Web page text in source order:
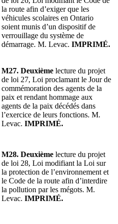
la route afin d’exiger que les
véhicules scolaires en Ontario
soient munis d’un dispositif de
verrouillage du système de
démarrage. M. Levac. IMPRIMÉ.
M27. Deuxième lecture du projet
de loi 27, Loi proclamant le Jour de
commémoration des agents de la
paix et rendant hommage aux
agents de la paix décédés dans
l’exercice de leurs fonctions. M.
Levac. IMPRIMÉ.
M28. Deuxième lecture du projet
de loi 28, Loi modifiant la Loi sur
la protection de l’environnement et
le Code de la route afin d’interdire
la pollution par les mégots. M.
Levac. IMPRIMÉ.